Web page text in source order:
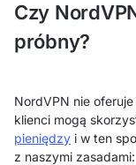
Czy
próbny?
NordVPN nie
klienci mogą
pieniędzy i w ten
z naszymi zasadami: